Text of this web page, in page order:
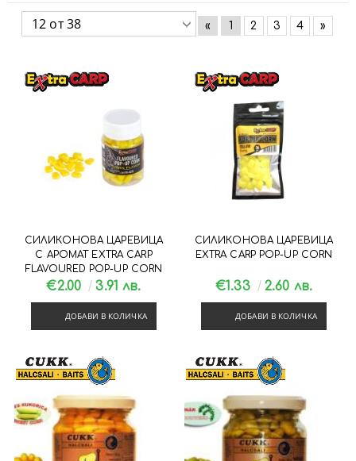
« 1 2 3 4 »
СИЛИКОНОВА ЦАРЕВИЦА
С АРОМАТ EXTRA CARP
FLAVOURED POP-UP CORN
€2.00 3.91 лв.
ДОБАВИ В КОЛИЧКА
СИЛИКОНОВА ЦАРЕВИЦА
EXTRA CARP POP-UP CORN
€1.33 2.60 лв.
ДОБАВИ В КОЛИЧКА